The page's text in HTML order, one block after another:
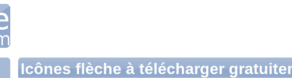
Icônes flèche à télécharger